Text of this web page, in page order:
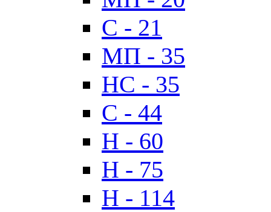
C - 21
МП - 35
HC - 35
C - 44
H - 60
H - 75
H - 114